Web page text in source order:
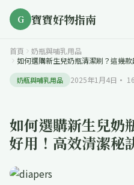
G 寶寶好物指南
首頁
奶瓶與哺乳用品
如何選購新生兒奶瓶清潔刷？這幾
奶瓶與哺乳用品 2025年1月4日 · 16
如何選購新生兒奶
好用！高效清潔秘